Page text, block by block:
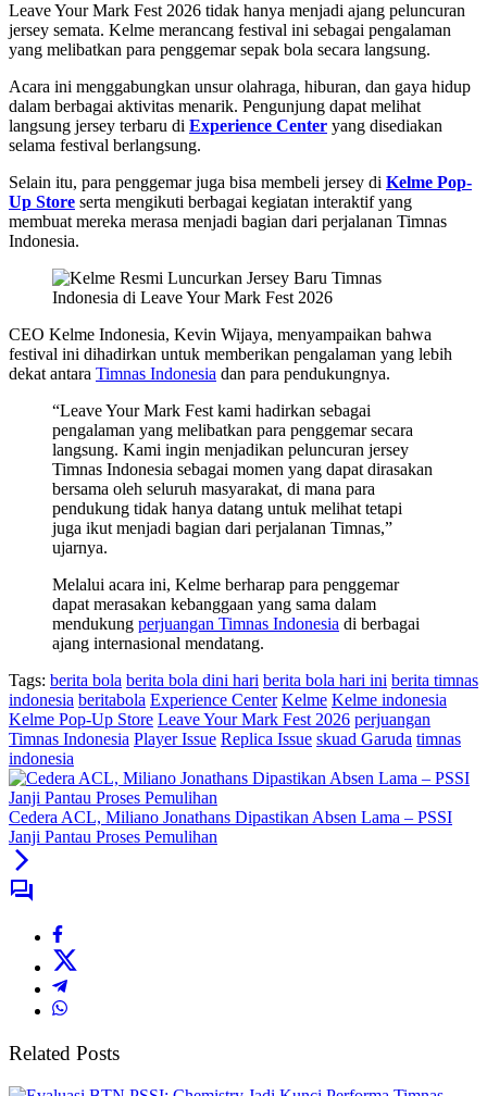
Leave Your Mark Fest 2026 tidak hanya menjadi ajang peluncuran
jersey semata. Kelme merancang festival ini sebagai pengalaman
yang melibatkan para penggemar sepak bola secara langsung.
Acara ini menggabungkan unsur olahraga, hiburan, dan gaya hidup
dalam berbagai aktivitas menarik. Pengunjung dapat melihat
langsung jersey terbaru di Experience Center yang disediakan
selama festival berlangsung.
Selain itu, para penggemar juga bisa membeli jersey di Kelme Pop-
Up Store serta mengikuti berbagai kegiatan interaktif yang
membuat mereka merasa menjadi bagian dari perjalanan Timnas
Indonesia.
CEO Kelme Indonesia, Kevin Wijaya, menyampaikan bahwa
festival ini dihadirkan untuk memberikan pengalaman yang lebih
dekat antara Timnas Indonesia dan para pendukungnya.
“Leave Your Mark Fest kami hadirkan sebagai
pengalaman yang melibatkan para penggemar secara
langsung. Kami ingin menjadikan peluncuran jersey
Timnas Indonesia sebagai momen yang dapat dirasakan
bersama oleh seluruh masyarakat, di mana para
pendukung tidak hanya datang untuk melihat tetapi
juga ikut menjadi bagian dari perjalanan Timnas,”
ujarnya.
Melalui acara ini, Kelme berharap para penggemar
dapat merasakan kebanggaan yang sama dalam
mendukung perjuangan Timnas Indonesia di berbagai
ajang internasional mendatang.
Tags: berita bola berita bola dini hari berita bola hari ini berita timnas
indonesia beritabola Experience Center Kelme Kelme indonesia
Kelme Pop-Up Store Leave Your Mark Fest 2026 perjuangan
Timnas Indonesia Player Issue Replica Issue skuad Garuda timnas
indonesia
Cedera ACL, Miliano Jonathans Dipastikan Absen Lama – PSSI
Janji Pantau Proses Pemulihan
Related Posts